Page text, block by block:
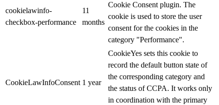
cookielawinfo-
checkbox-performance
11
months
Cookie Consent plugin. The
cookie is used to store the user
consent for the cookies in the
category "Performance".
CookieLawInfoConsent 1 year
CookieYes sets this cookie to
record the default button state of
the corresponding category and
the status of CCPA. It works only
in coordination with the primary